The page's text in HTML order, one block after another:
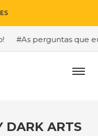
#As perguntas que eu
DARK ARTS